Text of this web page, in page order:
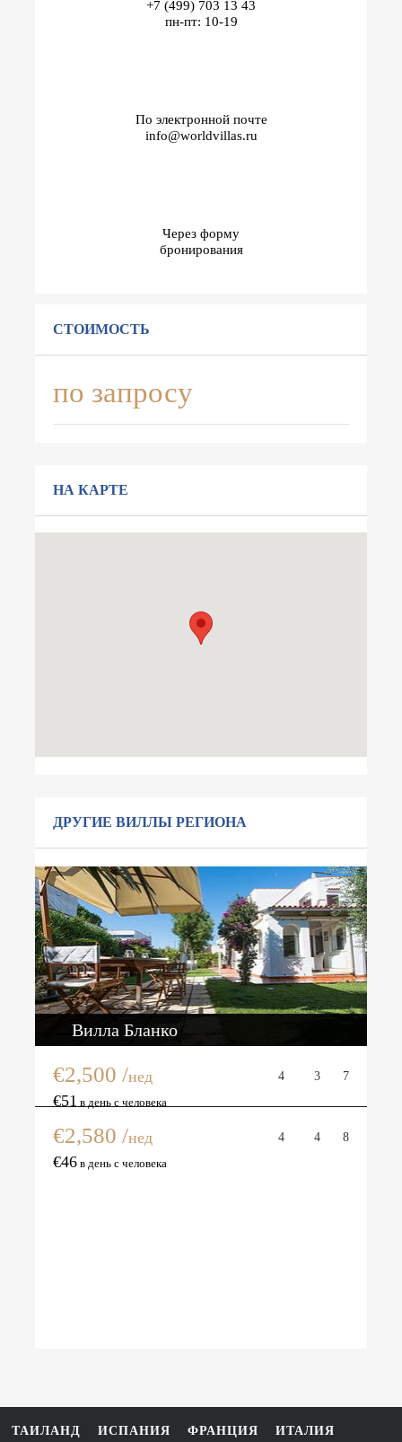
+7 (499) 703 13 43
пн-пт: 10-19
По электронной почте
info@worldvillas.ru
Через форму
бронирования
СТОИМОСТЬ
по запросу
НА КАРТЕ
ДРУГИЕ ВИЛЛЫ РЕГИОНА
Вилла Бланко
€2,500 /нед 4 3 7
€51 в день с человека
Вилла Агата
€2,580 /нед 4 4 8
€46 в день с человека
ТАИЛАНД ИСПАНИЯ ФРАНЦИЯ
ИТАЛИЯ